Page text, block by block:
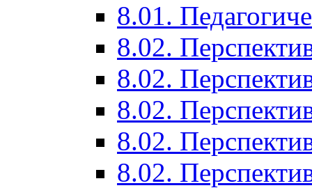
8.01.
8.02.
8.02.
8.02.
8.02.
8.02.